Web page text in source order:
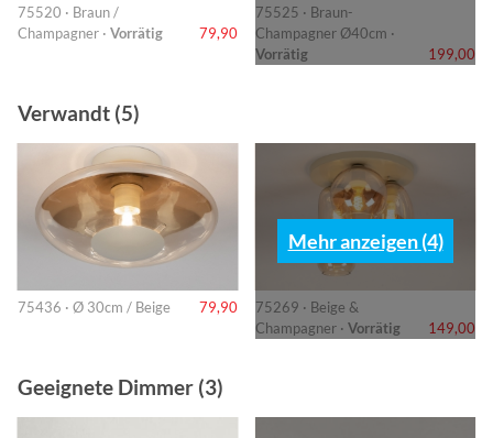
75520 · Braun /
Champagner · Vorrätig 79,90
75525 · Braun-
Champagner Ø40cm ·
Vorrätig
199,00
Verwandt (5)
75436 · Ø 30cm / Beige 79,90
75269 · Beige &
Champagner · Vorrätig 149,00
Mehr anzeigen (4)
Geeignete Dimmer (3)